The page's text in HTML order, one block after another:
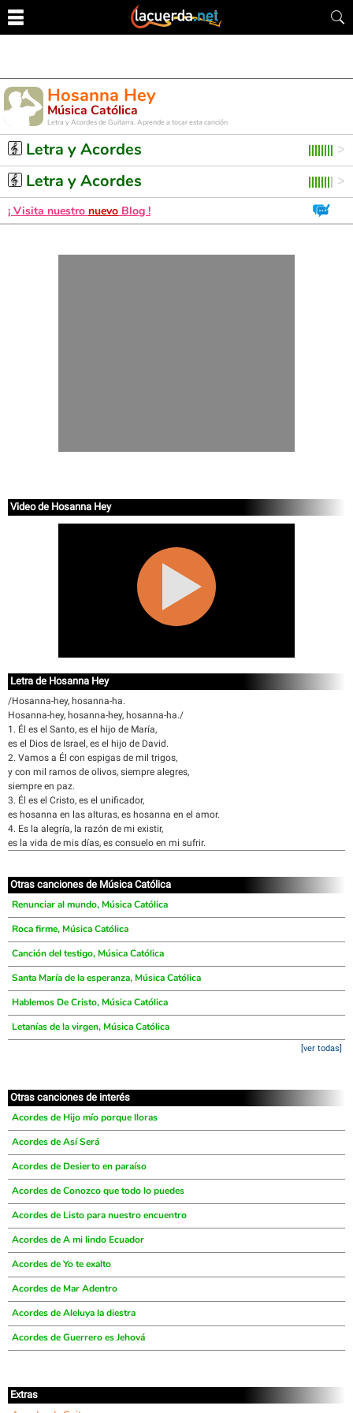
Hosanna Hey
Música Católica
Letra y Acordes de Guitarra. Aprende a tocar esta canción
Letra y Acordes
Letra y Acordes
¡ Visita nuestro nuevo Blog !
Video de Hosanna Hey
Letra de Hosanna Hey
/Hosanna-hey, hosanna-ha.
Hosanna-hey, hosanna-hey, hosanna-ha./
1. Él es el Santo, es el hijo de María,
es el Dios de Israel, es el hijo de David.
2. Vamos a Él con espigas de mil trigos,
y con mil ramos de olivos, siempre alegres,
siempre en paz.
3. Él es el Cristo, es el unificador,
es hosanna en las alturas, es hosanna en el amor.
4. Es la alegría, la razón de mi existir,
es la vida de mis días, es consuelo en mi sufrir.
Otras canciones de Música Católica
Renunciar al mundo, Música Católica
Roca firme, Música Católica
Canción del testigo, Música Católica
Santa María de la esperanza, Música Católica
Hablemos De Cristo, Música Católica
Letanías de la virgen, Música Católica
[ver todas]
Otras canciones de interés
Acordes de Hijo mío porque lloras
Acordes de Así Será
Acordes de Desierto en paraíso
Acordes de Conozco que todo lo puedes
Acordes de Listo para nuestro encuentro
Acordes de A mi lindo Ecuador
Acordes de Yo te exalto
Acordes de Mar Adentro
Acordes de Aleluya la diestra
Acordes de Guerrero es Jehová
Extras